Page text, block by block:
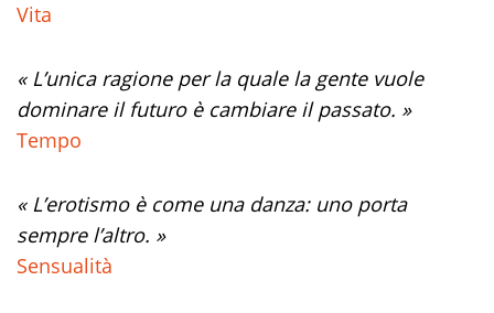
Vita
« L’unica ragione per la quale la gente vuole
dominare il futuro è cambiare il passato. »
Tempo
« L’erotismo è come una danza: uno porta
sempre l’altro. »
Sensualità